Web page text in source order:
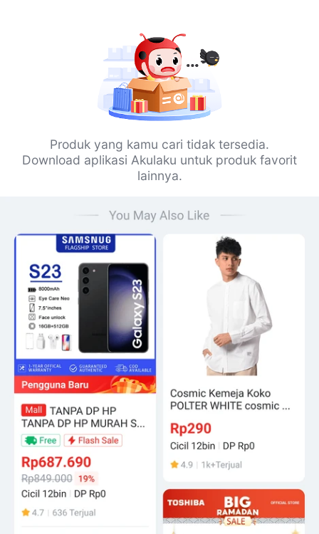
Produk yang kamu cari tidak tersedia.
Download aplikasi Akulaku untuk produk favorit
lainnya.